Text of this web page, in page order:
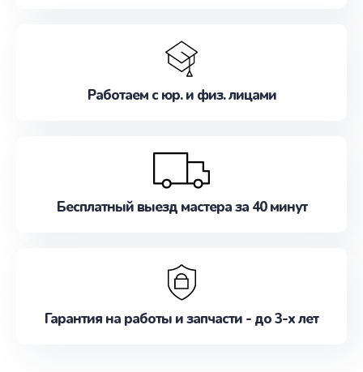
Работаем с юр. и физ. лицами
Бесплатный выезд мастера за 40 минут
Гарантия на работы и запчасти - до 3-х лет